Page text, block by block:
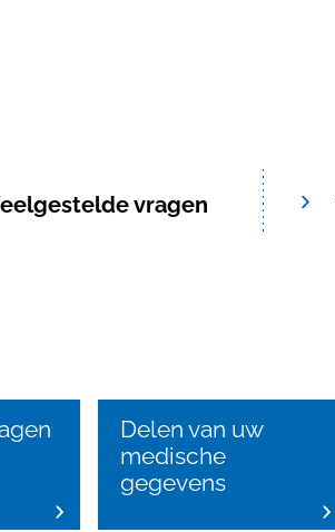
vragen
Delen van uw
medische
gegevens